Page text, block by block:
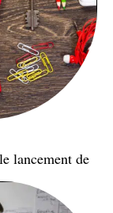
lancement de